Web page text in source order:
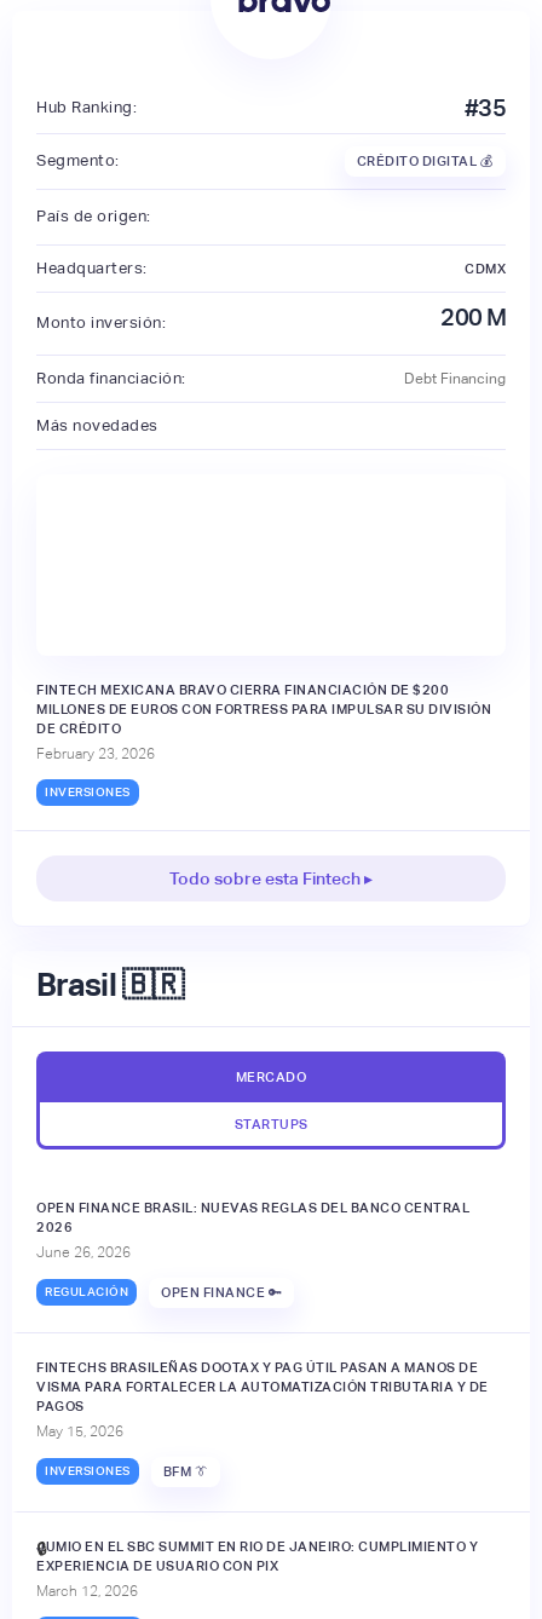
Hub Ranking: #35
Segmento: CRÉDITO DIGITAL 💰
País de origen:
Headquarters: CDMX
Monto inversión: 200 M
Ronda financiación: Debt Financing
Más novedades
FINTECH MEXICANA BRAVO CIERRA FINANCIACIÓN DE $200
MILLONES DE EUROS CON FORTRESS PARA IMPULSAR SU DIVISIÓN
DE CRÉDITO
February 23, 2026
INVERSIONES
Todo sobre esta Fintech ▸
Brasil 🇧🇷
MERCADO
STARTUPS
OPEN FINANCE BRASIL: NUEVAS REGLAS DEL BANCO CENTRAL
2026
June 26, 2026
REGULACIÓN OPEN FINANCE 🔑
FINTECHS BRASILEÑAS DOOTAX Y PAG ÚTIL PASAN A MANOS DE
VISMA PARA FORTALECER LA AUTOMATIZACIÓN TRIBUTARIA Y DE
PAGOS
May 15, 2026
INVERSIONES BFM 👔
JUMIO EN EL SBC SUMMIT EN RIO DE JANEIRO: CUMPLIMIENTO Y
EXPERIENCIA DE USUARIO CON PIX
March 12, 2026
🔒